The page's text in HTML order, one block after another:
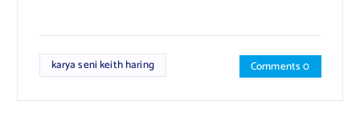
karya seni keith haring Comments 0